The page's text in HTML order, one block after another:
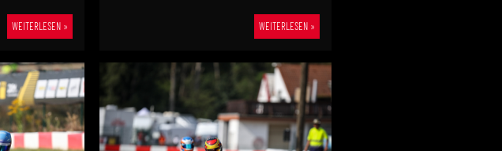
WEITERLESEN » WEITERLESEN »